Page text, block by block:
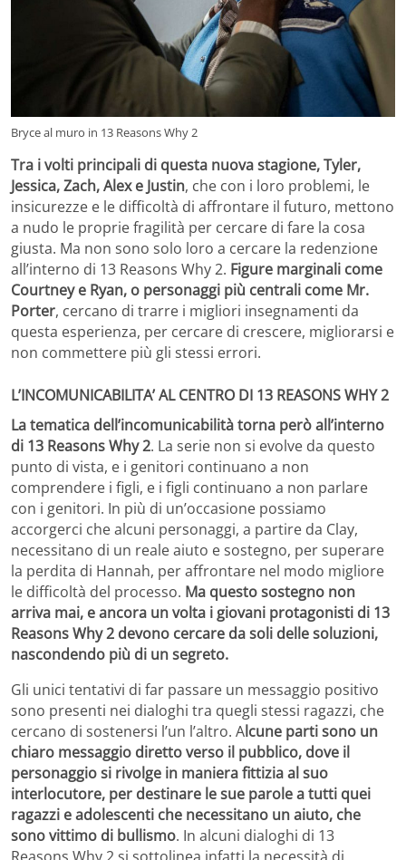
Bryce al muro in 13 Reasons Why 2
Tra i volti principali di questa nuova stagione, Tyler,
Jessica, Zach, Alex e Justin, che con i loro problemi, le
insicurezze e le difficoltà di affrontare il futuro, mettono
a nudo le proprie fragilità per cercare di fare la cosa
giusta. Ma non sono solo loro a cercare la redenzione
all’interno di 13 Reasons Why 2. Figure marginali come
Courtney e Ryan, o personaggi più centrali come Mr.
Porter, cercano di trarre i migliori insegnamenti da
questa esperienza, per cercare di crescere, migliorarsi e
non commettere più gli stessi errori.
L’INCOMUNICABILITA’ AL CENTRO DI 13 REASONS WHY 2
La tematica dell’incomunicabilità torna però all’interno
di 13 Reasons Why 2. La serie non si evolve da questo
punto di vista, e i genitori continuano a non
comprendere i figli, e i figli continuano a non parlare
con i genitori. In più di un’occasione possiamo
accorgerci che alcuni personaggi, a partire da Clay,
necessitano di un reale aiuto e sostegno, per superare
la perdita di Hannah, per affrontare nel modo migliore
le difficoltà del processo. Ma questo sostegno non
arriva mai, e ancora un volta i giovani protagonisti di 13
Reasons Why 2 devono cercare da soli delle soluzioni,
nascondendo più di un segreto.
Gli unici tentativi di far passare un messaggio positivo
sono presenti nei dialoghi tra quegli stessi ragazzi, che
cercano di sostenersi l’un l’altro. Alcune parti sono un
chiaro messaggio diretto verso il pubblico, dove il
personaggio si rivolge in maniera fittizia al suo
interlocutore, per destinare le sue parole a tutti quei
ragazzi e adolescenti che necessitano un aiuto, che
sono vittimo di bullismo. In alcuni dialoghi di 13
Reasons Why 2 si sottolinea infatti la necessità di